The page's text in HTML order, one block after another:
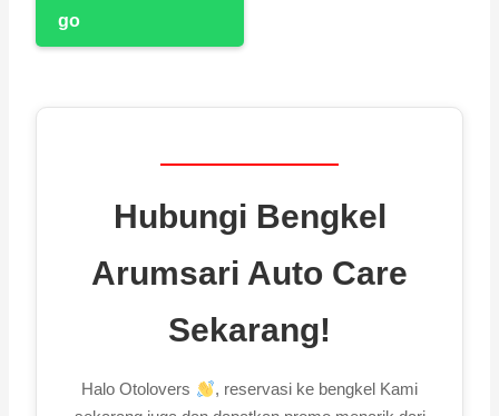
Hubungi Bengkel
Arumsari Auto Care
Sekarang!
Halo Otolovers
, reservasi ke bengkel Kami